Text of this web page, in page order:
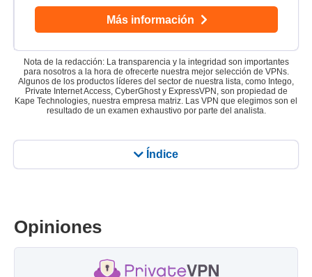
Índice
Más información
Nota de la redacción: La transparencia y la integridad son importantes
para nosotros a la hora de ofrecerte nuestra mejor selección de VPNs.
Algunos de los productos líderes del sector de nuestra lista, como Intego,
Private Internet Access, CyberGhost y ExpressVPN, son propiedad de
Kape Technologies, nuestra empresa matriz. Las VPN que elegimos son el
resultado de un examen exhaustivo por parte del analista.
Opiniones